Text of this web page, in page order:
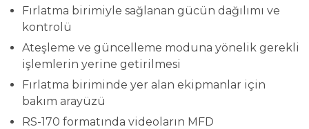
Fırlatma birimiyle sağlanan gücün dağılımı ve
kontrolü
Ateşleme ve güncelleme moduna yönelik gerekli
işlemlerin yerine getirilmesi
Fırlatma biriminde yer alan ekipmanlar için
bakım arayüzü
RS-170 formatında videoların MFD